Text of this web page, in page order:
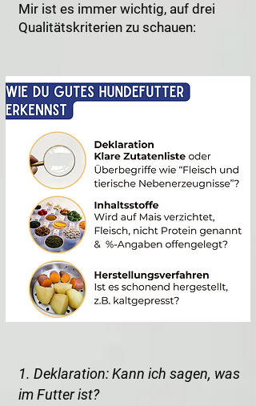
Mir ist es immer wichtig, auf drei
Qualitätskriterien zu schauen:
1. Deklaration: Kann ich sagen, was
im Futter ist?